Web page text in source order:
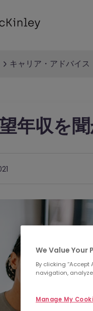
キャリア・アドバイス
年収を
We Value Your
By clicking
navigation,
Manage My